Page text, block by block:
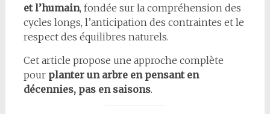
et l’humain, fondée sur la compréhension des
cycles longs, l’anticipation des contraintes et le
respect des équilibres naturels.
Cet article propose une approche complète
pour planter un arbre en pensant en
décennies, pas en saisons.